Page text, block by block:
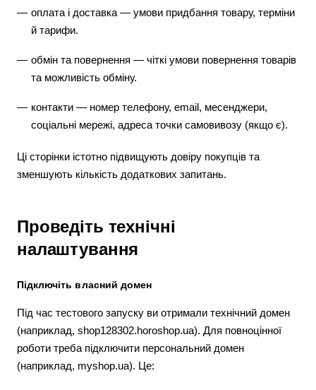
оплата і доставка — умови придбання товару, терміни
й тарифи.
обмін та повернення — чіткі умови повернення товарів
та можливість обміну.
контакти — номер телефону, email, месенджери,
соціальні мережі, адреса точки самовивозу (якщо є).
Ці сторінки істотно підвищують довіру покупців та
зменшують кількість додаткових запитань.
Проведіть технічні
налаштування
Підключіть власний домен
Під час тестового запуску ви отримали технічний домен
(наприклад, shop128302.horoshop.ua). Для повноцінної
роботи треба підключити персональний домен
(наприклад, myshop.ua). Це: